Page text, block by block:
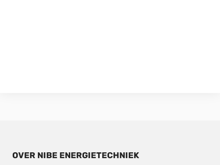
OVER NIBE ENERGIETECHNIEK